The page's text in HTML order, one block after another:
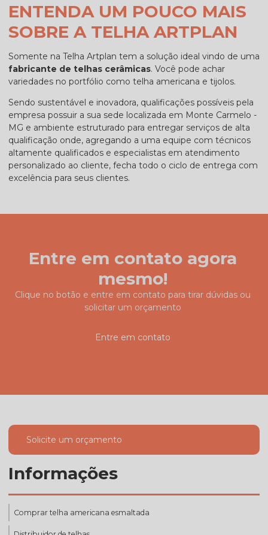
ENTENDA UM POUCO MAIS
SOBRE A TELHA ARTPLAN
Somente na Telha Artplan tem a solução ideal vindo de uma
fabricante de telhas cerâmicas. Você pode achar
variedades no portfólio como telha americana e tijolos.
Sendo sustentável e inovadora, qualificações possíveis pela
empresa possuir a sua sede localizada em Monte Carmelo -
MG e ambiente estruturado para entregar serviços de alta
qualificação onde, agregando a uma equipe com técnicos
altamente qualificados e especialistas em atendimento
personalizado ao cliente, fecha todo o ciclo de entrega com
excelência para seus clientes.
Entre em contato agora
mesmo!
Clique no botão e entre em contato para tirar dúvidas ou
solicitar um orçamento
Entre em contato
Solicite um orçamento
Informações
Comprar telha americana esmaltada